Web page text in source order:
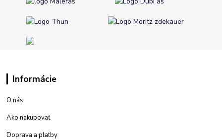
Informácie
O nás
Ako nakupovať
Doprava a platby